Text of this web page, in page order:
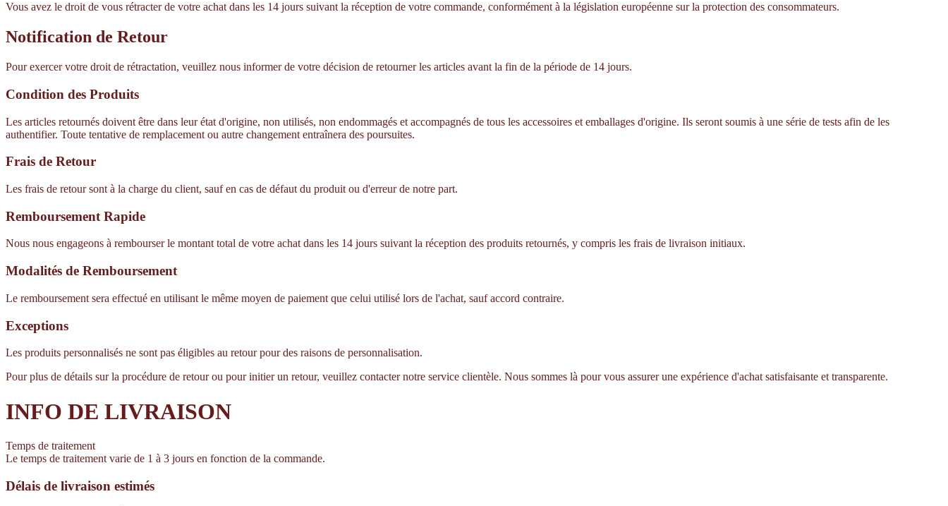
Vous avez le droit de vous rétracter de votre achat dans les 14 jours suivant la réception de votre commande, conformément à la législation européenne sur la protection des consommateurs.
Notification de Retour
Pour exercer votre droit de rétractation, veuillez nous informer de votre décision de retourner les articles avant la fin de la période de 14 jours.
Condition des Produits
Les articles retournés doivent être dans leur état d'origine, non utilisés, non endommagés et accompagnés de tous les accessoires et emballages d'origine. Ils seront soumis à une série de tests afin de les
authentifier. Toute tentative de remplacement ou autre changement entraînera des poursuites.
Frais de Retour
Les frais de retour sont à la charge du client, sauf en cas de défaut du produit ou d'erreur de notre part.
Remboursement Rapide
Nous nous engageons à rembourser le montant total de votre achat dans les 14 jours suivant la réception des produits retournés, y compris les frais de livraison initiaux.
Modalités de Remboursement
Le remboursement sera effectué en utilisant le même moyen de paiement que celui utilisé lors de l'achat, sauf accord contraire.
Exceptions
Les produits personnalisés ne sont pas éligibles au retour pour des raisons de personnalisation.
Pour plus de détails sur la procédure de retour ou pour initier un retour, veuillez contacter notre service clientèle. Nous sommes là pour vous assurer une expérience d'achat satisfaisante et transparente.
INFO DE LIVRAISON
Temps de traitement
Le temps de traitement varie de 1 à 3 jours en fonction de la commande.
Délais de livraison estimés